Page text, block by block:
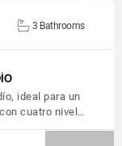
3 Bathrooms
ideal para un
cuatro nivel…